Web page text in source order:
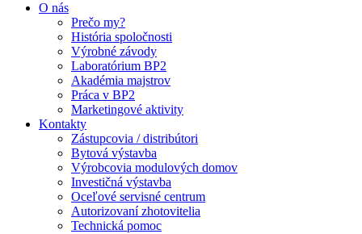
O nás
Prečo my?
História spoločnosti
Výrobné závody
Laboratórium BP2
Akadémia majstrov
Práca v BP2
Marketingové aktivity
Kontakty
Zástupcovia / distribútori
Bytová výstavba
Výrobcovia modulových domov
Investičná výstavba
Oceľové servisné centrum
Autorizovaní zhotovitelia
Technická pomoc